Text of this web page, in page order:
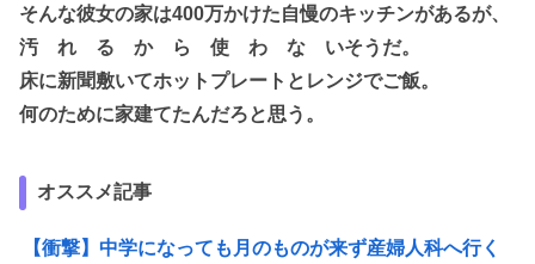
そんな彼女の家は400万かけた自慢のキッチンがあるが、
汚 れ る か ら 使 わ な いそうだ。
床に新聞敷いてホットプレートとレンジでご飯。
何のために家建てたんだろと思う。
オススメ記事
【衝撃】中学になっても月のものが来ず産婦人科へ行く